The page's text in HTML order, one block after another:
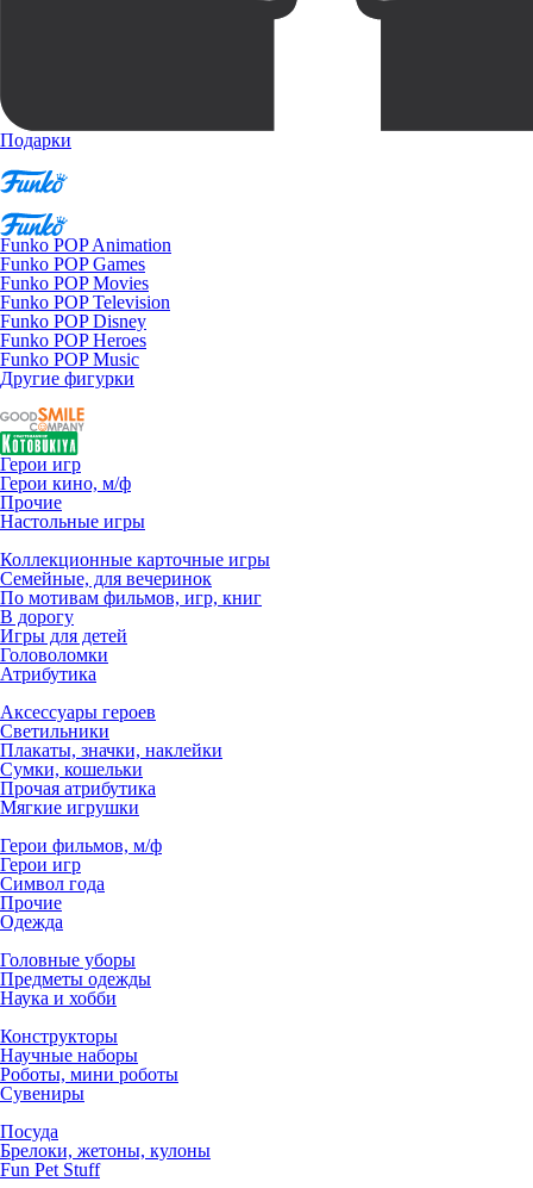
Подарки
Funko POP Animation
Funko POP Games
Funko POP Movies
Funko POP Television
Funko POP Disney
Funko POP Heroes
Funko POP Music
Другие фигурки
Герои игр
Герои кино, м/ф
Прочие
Настольные игры
Коллекционные карточные игры
Семейные, для вечеринок
По мотивам фильмов, игр, книг
В дорогу
Игры для детей
Головоломки
Атрибутика
Аксессуары героев
Светильники
Плакаты, значки, наклейки
Сумки, кошельки
Прочая атрибутика
Мягкие игрушки
Герои фильмов, м/ф
Герои игр
Символ года
Прочие
Одежда
Головные уборы
Предметы одежды
Наука и хобби
Конструкторы
Научные наборы
Роботы, мини роботы
Сувениры
Посуда
Брелоки, жетоны, кулоны
Fun Pet Stuff